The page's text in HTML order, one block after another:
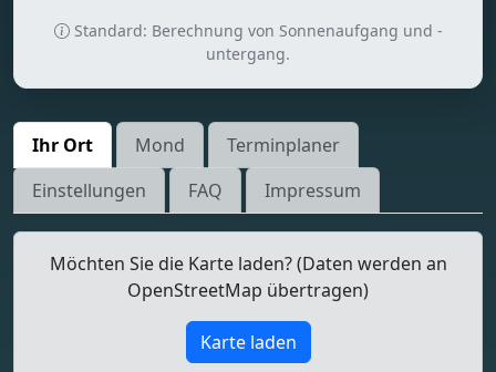
Standard: Berechnung von Sonnenaufgang und -
untergang.
Ihr Ort Mond
Terminplaner
Einstellungen
FAQ Impressum
Möchten Sie die Karte laden? (Daten werden an
OpenStreetMap übertragen)
Karte laden